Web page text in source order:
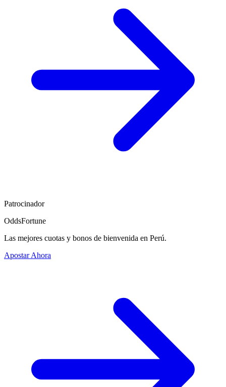
Patrocinador
OddsFortune
Las mejores cuotas y bonos de bienvenida en Perú.
Apostar Ahora